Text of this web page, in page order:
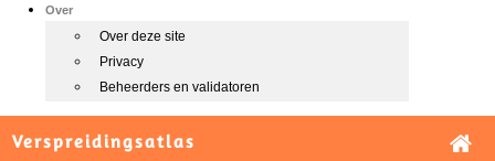
Over
Over deze site
Privacy
Beheerders en validatoren
Verspreidingsatlas